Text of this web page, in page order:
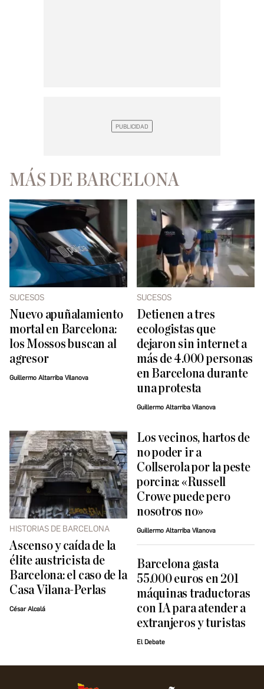
MÁS DE BARCELONA
SUCESOS
Nuevo apuñalamiento
mortal en Barcelona:
los Mossos buscan al
agresor
Guillermo Altarriba Vilanova
SUCESOS
Detienen a tres
ecologistas que
dejaron sin internet a
más de 4.000 personas
en Barcelona durante
una protesta
Guillermo Altarriba Vilanova
HISTORIAS DE BARCELONA
Ascenso y caída de la
élite austricista de
Barcelona: el caso de la
Casa Vilana-Perlas
César Alcalá
Los vecinos, hartos de
no poder ir a
Collserola por la peste
porcina: «Russell
Crowe puede pero
nosotros no»
Guillermo Altarriba Vilanova
Barcelona gasta
55.000 euros en 201
máquinas traductoras
con IA para atender a
extranjeros y turistas
El Debate